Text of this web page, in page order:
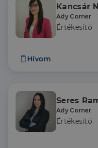
Kancsár
Ady Corner
Értékesítő
Hívom
Seres
Ady Corner
Értékesítő